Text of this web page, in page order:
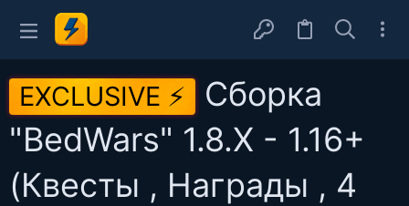
EXCLUSIVE ⚡
Сборка
"BedWars" 1.8.X - 1.16+
(Квесты , Награды , 4